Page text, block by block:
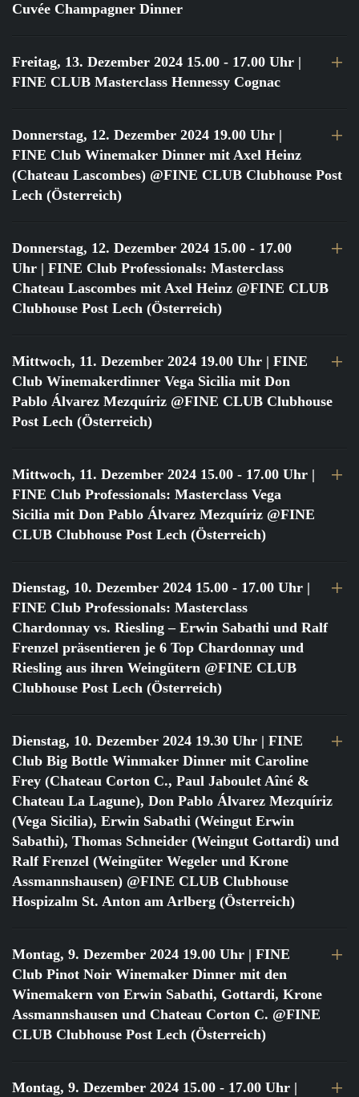
Cuvée Champagner Dinner
Freitag, 13. Dezember 2024 15.00 - 17.00 Uhr |
FINE CLUB Masterclass Hennessy Cognac
Donnerstag, 12. Dezember 2024 19.00 Uhr |
FINE Club Winemaker Dinner mit Axel Heinz
(Chateau Lascombes) @FINE CLUB Clubhouse Post
Lech (Österreich)
Donnerstag, 12. Dezember 2024 15.00 - 17.00
Uhr | FINE Club Professionals: Masterclass
Chateau Lascombes mit Axel Heinz @FINE CLUB
Clubhouse Post Lech (Österreich)
Mittwoch, 11. Dezember 2024 19.00 Uhr | FINE
Club Winemakerdinner Vega Sicilia mit Don
Pablo Álvarez Mezquíriz @FINE CLUB Clubhouse
Post Lech (Österreich)
Mittwoch, 11. Dezember 2024 15.00 - 17.00 Uhr |
FINE Club Professionals: Masterclass Vega
Sicilia mit Don Pablo Álvarez Mezquíriz @FINE
CLUB Clubhouse Post Lech (Österreich)
Dienstag, 10. Dezember 2024 15.00 - 17.00 Uhr |
FINE Club Professionals: Masterclass
Chardonnay vs. Riesling – Erwin Sabathi und Ralf
Frenzel präsentieren je 6 Top Chardonnay und
Riesling aus ihren Weingütern @FINE CLUB
Clubhouse Post Lech (Österreich)
Dienstag, 10. Dezember 2024 19.30 Uhr | FINE
Club Big Bottle Winmaker Dinner mit Caroline
Frey (Chateau Corton C., Paul Jaboulet Aîné &
Chateau La Lagune), Don Pablo Álvarez Mezquíriz
(Vega Sicilia), Erwin Sabathi (Weingut Erwin
Sabathi), Thomas Schneider (Weingut Gottardi) und
Ralf Frenzel (Weingüter Wegeler und Krone
Assmannshausen) @FINE CLUB Clubhouse
Hospizalm St. Anton am Arlberg (Österreich)
Montag, 9. Dezember 2024 19.00 Uhr | FINE
Club Pinot Noir Winemaker Dinner mit den
Winemakern von Erwin Sabathi, Gottardi, Krone
Assmannshausen und Chateau Corton C. @FINE
CLUB Clubhouse Post Lech (Österreich)
Montag, 9. Dezember 2024 15.00 - 17.00 Uhr |